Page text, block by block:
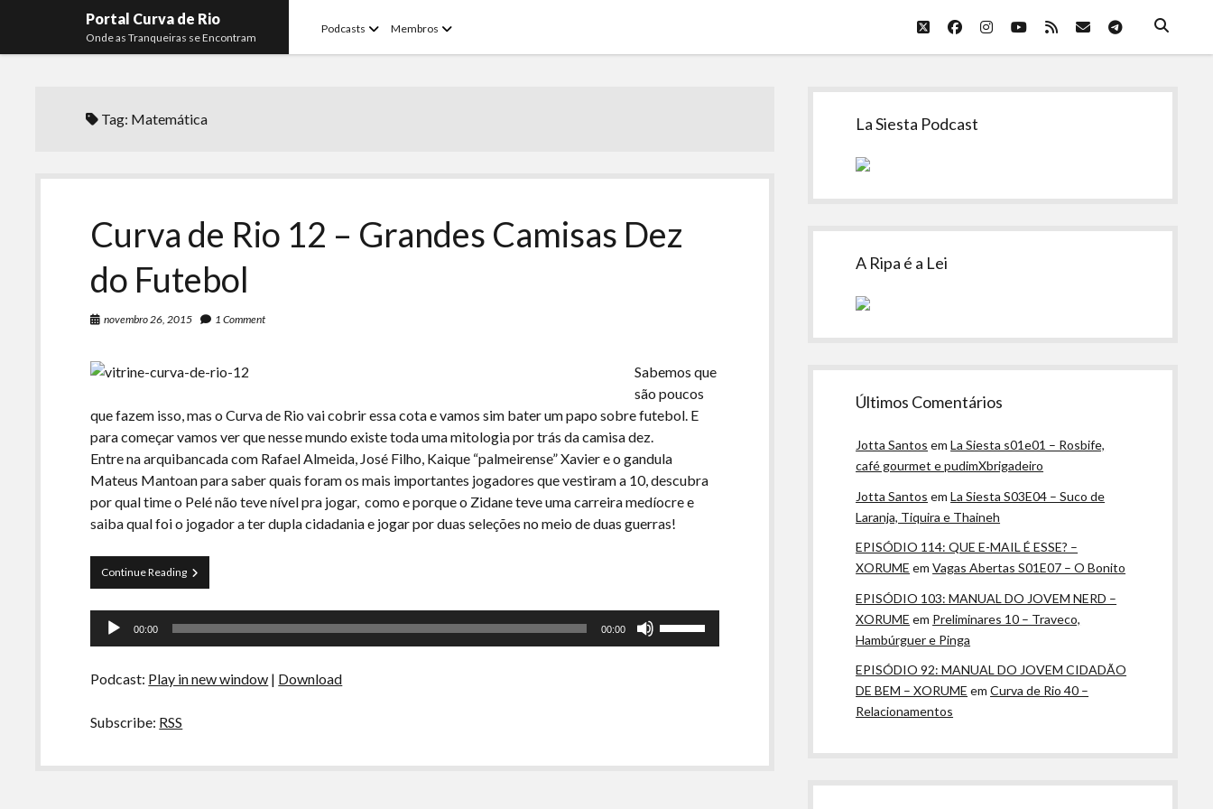
Portal Curva de Rio
Onde as Tranqueiras se Encontram
Podcasts openMembros open
twitterfacebookinstagram
youtube
rss emailtelegram
Tag: Matemática
Curva de Rio 12 – Grandes Camisas Dez
do Futebol
novembro 26, 2015 1 Comment
Sabemos que
são poucos
que fazem isso, mas o Curva de Rio vai cobrir essa cota e vamos sim bater um papo sobre futebol. E
para começar vamos ver que nesse mundo existe toda uma mitologia por trás da camisa dez.
Entre na arquibancada com Rafael Almeida, José Filho, Kaique “palmeirense” Xavier e o gandula
Mateus Mantoan para saber quais foram os mais importantes jogadores que vestiram a 10, descubra
por qual time o Pelé não teve nível pra jogar, como e porque o Zidane teve uma carreira medíocre e
saiba qual foi o jogador a ter dupla cidadania e jogar por duas seleções no meio de duas guerras!
Continue ReadingCurva
de
–
Dez
Tocador
00:00 00:00
Podcast: Play in new window | Download
Subscribe: RSS
Sidebar
La Siesta Podcast
A Ripa é a Lei
Últimos Comentários
Jotta Santos emLa Siesta s01e01 – Rosbife,
café gourmet e pudimXbrigadeiro
Jotta Santos emLa Siesta S03E04 – Suco de
Laranja, Tiquira e Thaineh
EPISÓDIO 114: QUE E-MAIL É ESSE? –
XORUME emVagas Abertas S01E07 – O Bonito
EPISÓDIO 103: MANUAL DO JOVEM NERD –
XORUME em Preliminares 10 – Traveco,
Hambúrguer e Pinga
EPISÓDIO 92: MANUAL DO JOVEM CIDADÃO
DE BEM – XORUME emCurva de Rio 40 –
Relacionamentos